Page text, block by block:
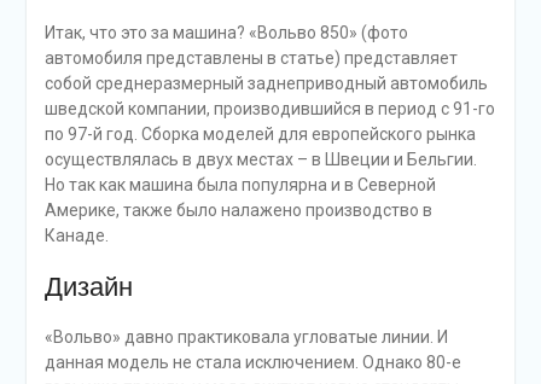
Итак, что это за машина? «Вольво 850» (фото
автомобиля представлены в статье) представляет
собой среднеразмерный заднеприводный автомобиль
шведской компании, производившийся в период с 91-го
по 97-й год. Сборка моделей для европейского рынка
осуществлялась в двух местах – в Швеции и Бельгии.
Но так как машина была популярна и в Северной
Америке, также было налажено производство в
Канаде.
Дизайн
«Вольво» давно практиковала угловатые линии. И
данная модель не стала исключением. Однако 80-е